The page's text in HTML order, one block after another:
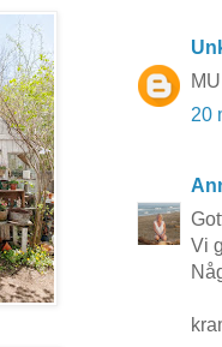
20
Vi